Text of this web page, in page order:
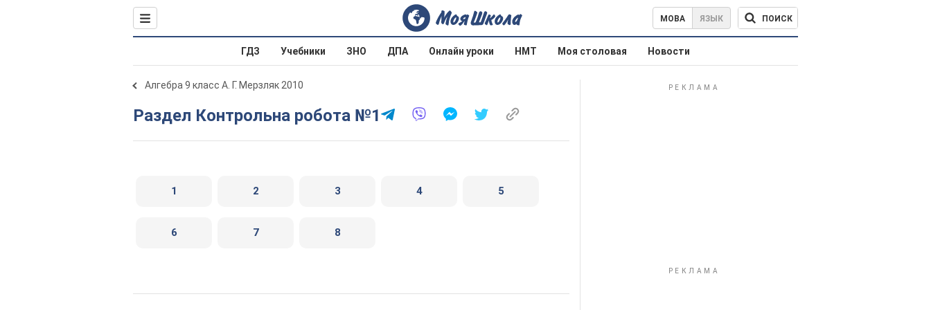
МОВА ЯЗЫК ПОИСК
ГДЗ Учебники ЗНО ДПА Онлайн уроки НМТ Моя столовая Новости
Алгебра 9 класс А. Г. Мерзляк 2010
Раздел Контрольна робота №1
1 2 3 4 5
6 7 8